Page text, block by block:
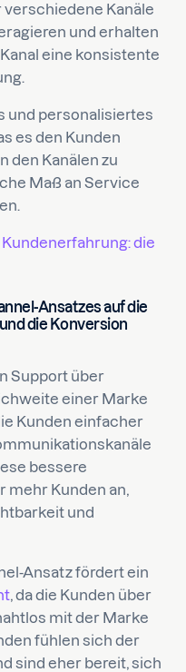
Kanäle
und erhalten
eine konsistente
und personalisiertes
es den Kunden
den Kanälen zu
Maß an Service
die
Ansatzes auf die
die Konversion
Support über
einer Marke
Kunden einfacher
bessere
mehr Kunden an,
und
Ansatz fördert ein
, da die Kunden über
mit der Marke
fühlen sich der
sind eher bereit, sich